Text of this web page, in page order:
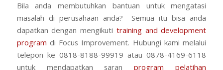
Bila anda membutuhkan bantuan untuk mengatasi
masalah di perusahaan anda? Semua itu bisa anda
dapatkan dengan mengikuti training and development
program di Focus Improvement. Hubungi kami melalui
telepon ke 0818-8188-99919 atau 0878-4169-6118
untuk mendapatkan saranprogram pelatihan